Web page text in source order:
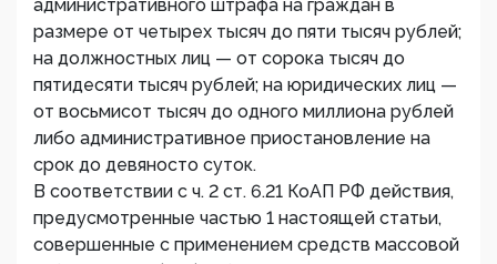
административного штрафа на граждан в
размере от четырех тысяч до пяти тысяч рублей;
на должностных лиц — от сорока тысяч до
пятидесяти тысяч рублей; на юридических лиц —
от восьмисот тысяч до одного миллиона рублей
либо административное приостановление на
срок до девяносто суток.
В соответствии с ч. 2 ст. 6.21 КоАП РФ действия,
предусмотренные частью 1 настоящей статьи,
совершенные с применением средств массовой